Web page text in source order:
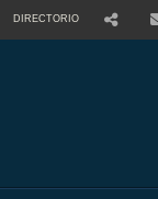
DIRECTORIO